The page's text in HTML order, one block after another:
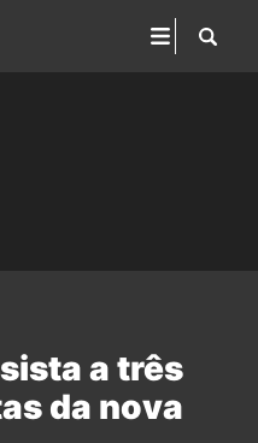
a três
da nova